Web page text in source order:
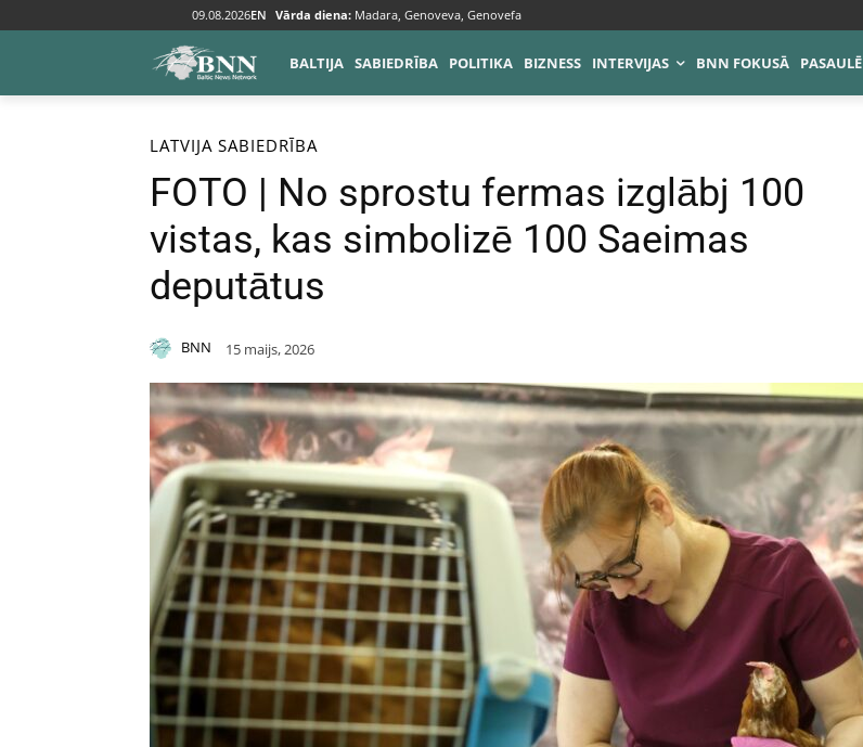
09.08.2026EN Vārda diena: Madara, Genoveva, Genovefa
BALTIJA SABIEDRĪBA POLITIKA BIZNESS INTERVIJAS BNN FOKUSĀ PASAULĒ
Sākums Baltija Latvija
LATVIJA SABIEDRĪBA
FOTO | No sprostu fermas izglābj 100
vistas, kas simbolizē 100 Saeimas
deputātus
BNN 15 maijs, 2026